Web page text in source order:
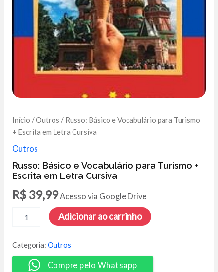
Início /Outros / Russo: Básico e Vocabulário para Turismo
+ Escrita em Letra Cursiva
Outros
Russo: Básico e Vocabulário para Turismo +
Escrita em Letra Cursiva
R$ 39,99Acesso via Google Drive
Básico
Vocabulário
para
Turismo
Adicionar ao carrinho
Categoria:Outros
Compre pelo Whatsapp